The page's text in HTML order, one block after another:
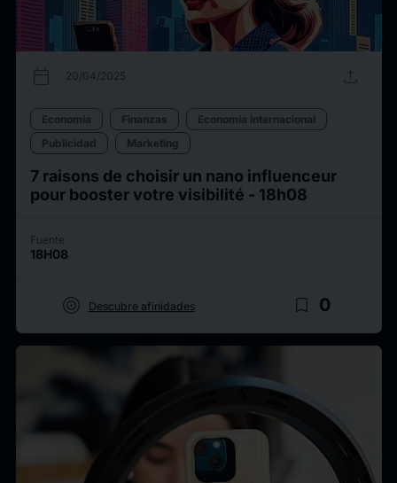
calendar_today 20/04/2025 upload
Economía Finanzas
Economía internacional
Publicidad
Marketing
7 raisons de choisir un nano influenceur
pour booster votre visibilité - 18h08
Fuente
18H08
target Descubre afinidades bookmark_border 0